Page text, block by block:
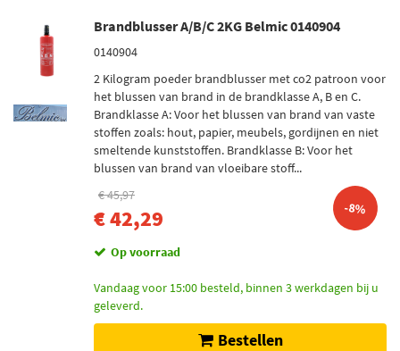
Brandblusser A/B/C 2KG Belmic 0140904
0140904
2 Kilogram poeder brandblusser met co2 patroon voor
het blussen van brand in de brandklasse A, B en C.
Brandklasse A: Voor het blussen van brand van vaste
stoffen zoals: hout, papier, meubels, gordijnen en niet
smeltende kunststoffen. Brandklasse B: Voor het
blussen van brand van vloeibare stoff...
€ 45,97
€ 42,29 -8%
Op voorraad
Vandaag voor 15:00 besteld, binnen 3 werkdagen bij u
geleverd.
Bestellen